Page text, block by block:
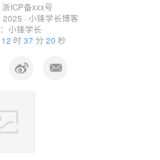
浙ICP备xxx号
· 小锋学长博客
小锋学长
12 时 37 分 21 秒